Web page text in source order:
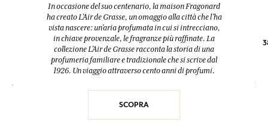
200ml
52,00 €
In occasione del suo centenario, la maison Fragonard
ha creato L’Air de Grasse, un omaggio alla città che l’ha
vista nascere: un’aria profumata in cui si intrecciano,
in chiave provenzale, le fragranze più raffinate. La
collezione L’Air de Grasse racconta la storia di una
profumeria familiare e tradizionale che si scrive dal
1926. Un viaggio attraverso cento anni di profumi.
SCOPRA